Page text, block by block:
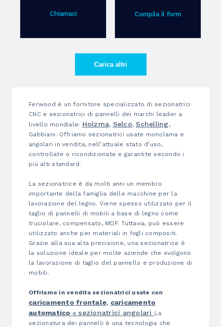
Chiamaci Compila il form
Carica altri
Ferwood è un fornitore specializzato di sezionatrici
CNC e sezionatrici di pannelli dei marchi leader a
livello mondiale: Holzma, Selco,Schelling ,
Gabbiani. Offriamo sezionatrici usate monolama e
angolari in vendita, nell’attuale stato d’uso,
controllate o ricondizionate e garantite secondo i
più alti standard.
La sezionatrice è da molti anni un membro
importante della famiglia delle macchine per la
lavorazione del legno. Viene spesso utilizzato per il
taglio di pannelli di mobili a base di legno come
truciolare, compensato, MDF. Tuttavia, può essere
utilizzato anche per materiali in fogli compositi.
Grazie alla sua alta precisione, una sezionatrice è
la soluzione ideale per molte aziende che svolgono
la lavorazione di taglio del pannello e produzione di
mobili.
Offriamo in vendita sezionatrici usate con
caricamento frontale, caricamento
automatico esezionatrici angolari La
sezionatura dei pannelli è una tecnologia che